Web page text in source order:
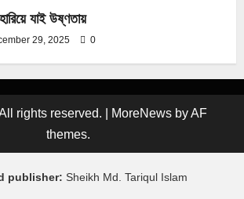
যাই উষ্ণতায়
29, 2025 0
rights reserved. MoreNews by AF
themes.
publisher: Sheikh Md. Tariqul Islam